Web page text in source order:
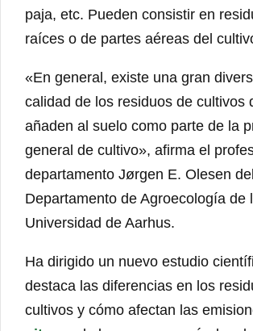
paja, etc. Pueden consistir en
raíces o de partes aéreas del
«En general, existe una gran
calidad de los residuos de cultivos
añaden al suelo como parte de la
general de cultivo», afirma el
departamento Jørgen E. Olesen del
Departamento de Agroecología de
Universidad de Aarhus.
Ha dirigido un nuevo estudio
destaca las diferencias en los
cultivos y cómo afectan las